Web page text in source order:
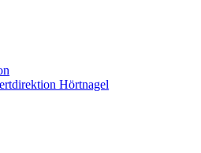
Hörtnagel